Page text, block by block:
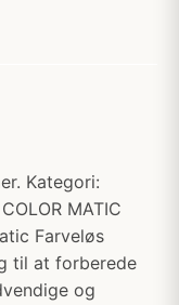
Kategori:
MATIC
Farveløs
til at forberede
og